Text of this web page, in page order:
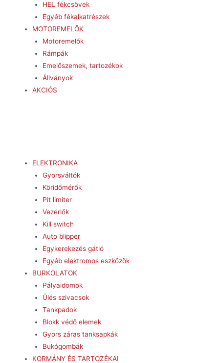
HEL fékcsövek
Egyéb fékalkatrészek
MOTOREMELŐK
Motoremelők
Rámpák
Emelőszemek, tartozékok
Állványok
AKCIÓS
ELEKTRONIKA
Gyorsváltók
Köridőmérők
Pit limiter
Vezérlők
Kill switch
Auto blipper
Egykerekezés gátló
Egyéb elektromos eszközök
BURKOLATOK
Pályaidomok
Ülés szivacsok
Tankpadok
Blokk védő elemek
Gyors záras tanksapkák
Bukógombák
KORMÁNY ÉS TARTOZÉKAI